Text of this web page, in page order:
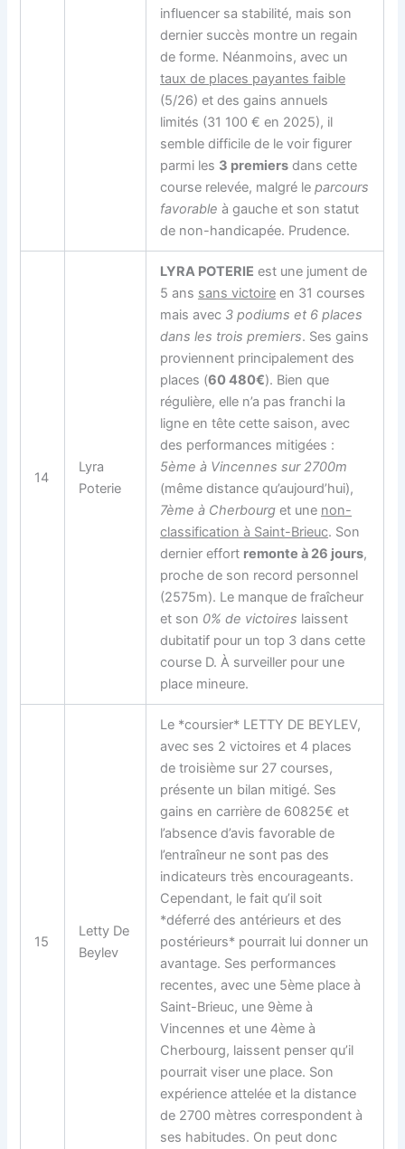
influencer sa stabilité, mais son
dernier succès montre un regain
de forme. Néanmoins, avec un
taux de places payantes faible
(5/26) et des gains annuels
limités (31 100 € en 2025), il
semble difficile de le voir figurer
parmi les 3 premiers dans cette
course relevée, malgré leparcours
favorable à gauche et son statut
de non-handicapée. Prudence.
14
Lyra
Poterie
LYRA POTERIE est une jument de
5 ans sans victoire en 31 courses
mais avec 3 podiums et 6 places
dans les trois premiers. Ses gains
proviennent principalement des
places (60 480€). Bien que
régulière, elle n’a pas franchi la
ligne en tête cette saison, avec
des performances mitigées :
5ème à Vincennes sur 2700m
(même distance qu’aujourd’hui),
7ème à Cherbourg et une non-
classification à Saint-Brieuc. Son
dernier effort remonte à 26 jours,
proche de son record personnel
(2575m). Le manque de fraîcheur
et son 0% de victoires laissent
dubitatif pour un top 3 dans cette
course D. À surveiller pour une
place mineure.
15
Letty De
Beylev
Le *coursier* LETTY DE BEYLEV,
avec ses 2 victoires et 4 places
de troisième sur 27 courses,
présente un bilan mitigé. Ses
gains en carrière de 60825€ et
l’absence d’avis favorable de
l’entraîneur ne sont pas des
indicateurs très encourageants.
Cependant, le fait qu’il soit
*déferré des antérieurs et des
postérieurs* pourrait lui donner un
avantage. Ses performances
recentes, avec une 5ème place à
Saint-Brieuc, une 9ème à
Vincennes et une 4ème à
Cherbourg, laissent penser qu’il
pourrait viser une place. Son
expérience attelée et la distance
de 2700 mètres correspondent à
ses habitudes. On peut donc